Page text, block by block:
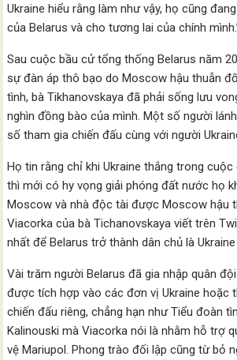
Ukraine hiểu rằng làm như vậy, họ cũng
của Belarus và cho tương lai của chính
Sau cuộc bầu cử tổng thống Belarus năm
sự đàn áp thô bạo do Moscow hậu thuẫn
tình, bà Tikhanovskaya đã phải sống lưu
nghìn đồng bào của mình. Một số người
số tham gia chiến đấu cùng với người
Họ tin rằng chỉ khi Ukraine thắng trong cuộc
thì mới có hy vọng giải phóng đất nước họ
Moscow và nhà độc tài được Moscow hậu
Viacorka của bà Tichanovskaya viết trên
nhất để Belarus trở thành dân chủ là Ukraine
Vài trăm người Belarus đã gia nhập quân
được tích hợp vào các đơn vị Ukraine hoặc
chiến đấu riêng, chẳng hạn như Tiểu đoàn
Kalinouski mà Viacorka nói là nhằm hỗ trợ
vệ Mariupol. Phong trào đối lập cũng từ bỏ